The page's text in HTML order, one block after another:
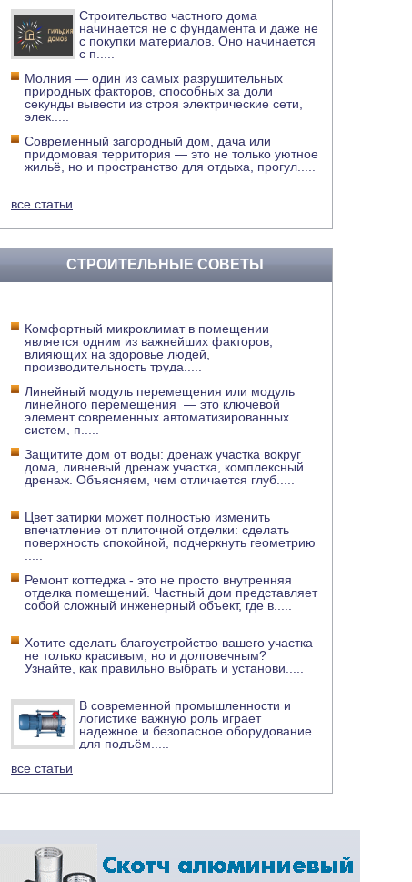
Строительство частного дома
начинается не с фундамента и даже не
с покупки материалов. Оно начинается
с п
Молния — один из самых разрушительных
природных факторов, способных за доли
секунды вывести из строя электрические сети,
элек
Современный загородный дом, дача или
придомовая территория — это не только уютное
жильё, но и пространство для отдыха, прогул
все статьи
СТРОИТЕЛЬНЫЕ СОВЕТЫ
Комфортный микроклимат в помещении
является одним из важнейших факторов,
влияющих на здоровье людей,
производительность труда
Линейный модуль перемещения или модуль
линейного перемещения — это ключевой
элемент современных автоматизированных
систем, п
Защитите дом от воды: дренаж участка вокруг
дома, ливневый дренаж участка, комплексный
дренаж. Объясняем, чем отличается глуб
Цвет затирки может полностью изменить
впечатление от плиточной отделки: сделать
поверхность спокойной, подчеркнуть геометрию
Ремонт коттеджа - это не просто внутренняя
отделка помещений. Частный дом представляет
собой сложный инженерный объект, где в
Хотите сделать благоустройство вашего участка
не только красивым, но и долговечным?
Узнайте, как правильно выбрать и установи
В современной промышленности и
логистике важную роль играет
надежное и безопасное оборудование
для подъём
все статьи